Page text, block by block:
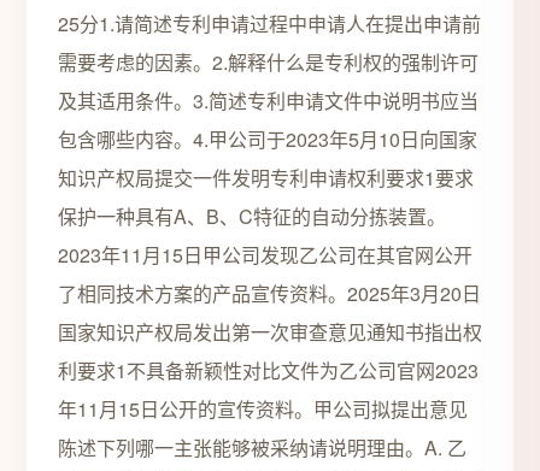
25分1.请简述专利申请过程中申请人在提出申请前
需要考虑的因素。2.解释什么是专利权的强制许可
及其适用条件。3.简述专利申请文件中说明书应当
包含哪些内容。4.甲公司于2023年5月10日向国家
知识产权局提交一件发明专利申请权利要求1要求
保护一种具有A、B、C特征的自动分拣装置。
2023年11月15日甲公司发现乙公司在其官网公开
了相同技术方案的产品宣传资料。2025年3月20日
国家知识产权局发出第一次审查意见通知书指出权
利要求1不具备新颖性对比文件为乙公司官网2023
年11月15日公开的宣传资料。甲公司拟提出意见
陈述下列哪一主张能够被采纳请说明理由。A. 乙